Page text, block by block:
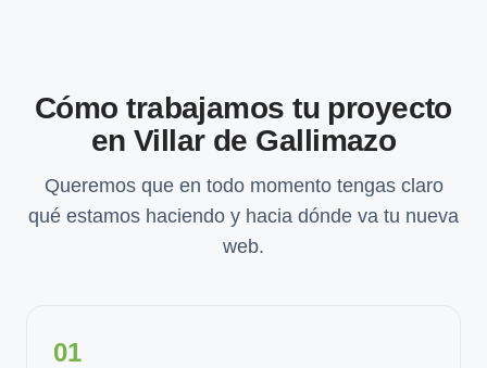
Cómo trabajamos tu proyecto
en Villar de Gallimazo
Queremos que en todo momento tengas claro
qué estamos haciendo y hacia dónde va tu nueva
web.
01